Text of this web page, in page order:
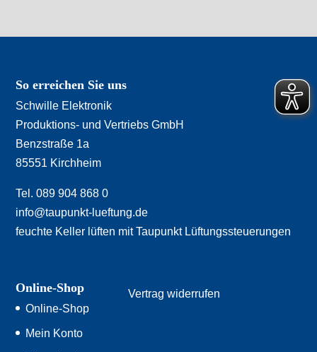
So erreichen Sie uns
Schwille Elektronik
Produktions- und Vertriebs GmbH
Benzstraße 1a
85551 Kirchheim
Tel. 089 904 868 0
info@taupunkt-lueftung.de
feuchte Keller lüften mit Taupunkt Lüftungssteuerungen
Online-Shop
Online-Shop
Mein Konto
Vertrag widerrufen